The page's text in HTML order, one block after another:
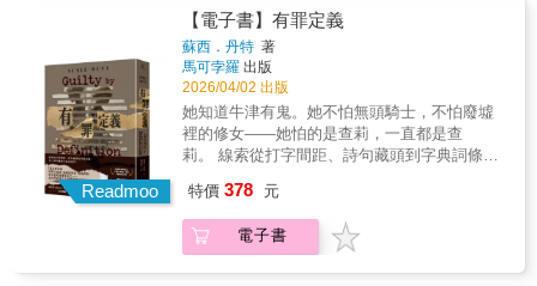
有人的招牌菜色被他抄襲盜用、有人的妻子遭
他誘拐、有人被他陷害而慘遭餐廳解雇。 為了
讓盛會繼續進行、如願嚐到夢幻佳餚，伍爾夫
與阿奇必須在這群各擁絕技也各懷殺意的烹飪
大師之中找出唯一的真凶&hellip;&hellip;
方，無論蛋白石、屍體，還是遭掩埋的祕密，
終究都會重見天日《血與寶藏》是克里斯．漢
默繼「犯罪三部曲」後的新系列首作，延續澳
洲獨特又壯麗的地景描繪，此次主角則由之前
專找記者馬汀麻煩的警探伊凡．路奇擔綱，與
偵緝警員芮爾攜手辦案。雙主角的故事書寫，
同時加入了細膩情感，也交織出比前作更高明
感受。 ★國際媒體名家與Amazon、
Goodreads網站數千則讀者讚譽漢默是一位傑
出的作家——澳洲黑色犯罪小說的領軍人物。
承諾，從來不是空話。只是，維琪似乎察覺了
什麼？維琪：在家暴機構工作，我天天聽見女
人為男人找藉口，誰知道有天我也得這樣。結
婚近十年，賽門做事一向體貼牢靠，就連外遇
都處理得滴水不漏，哪招？那麼，我獨吞那兩
千一百萬美元，也不過分吧？我需要安全感，
可能也需要那個年輕力壯的理財顧問克里斯汀
啦。說我錯，那賽門背叛我時，有想過我的感
受嗎？就在以不離婚為提領條件的鉅額信託基
現吊死在高級住宅區的自家中！一時人心惶
惶，警方承受空前的破案壓力。賽門開始推託
和她不熟，維琪辯稱自己沒有動機，克里斯汀
Readmoo
【電子書】有罪定義
蘇西．丹特 著
馬可孛羅 出版
2026/04/02 出版
她知道牛津有鬼。她不怕無頭騎士，不怕廢墟
裡的修女——她怕的是查莉，一直都是查
莉。 線索從打字間距、詩句藏頭到字典詞條，
間變形，「謊言」藏身於語法的縫隙。文字能
定義真相，也能掩蓋犯罪。★出版當週即登上
《週日泰晤士報》暢銷排行榜★理查與茱蒂讀
特價 378 元
電子書